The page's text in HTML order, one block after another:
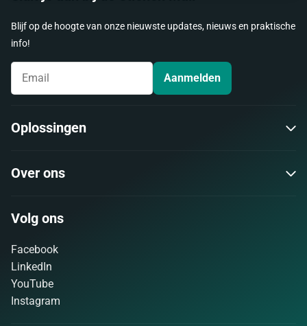
Blijf op de hoogte van onze nieuwste updates, nieuws en praktische
info!
Aanmelden
Oplossingen
Over ons
Volg ons
Facebook
LinkedIn
YouTube
Instagram